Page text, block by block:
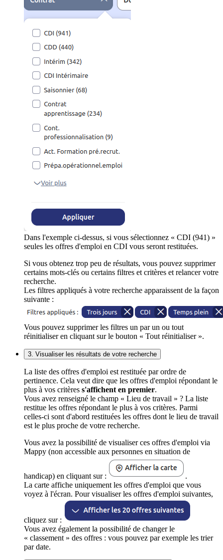
Dans l'exemple ci-dessus, si vous sélectionnez « CDI (941) »
seules les offres d'emploi en CDI vous seront restituées.
Si vous obtenez trop peu de résultats, vous pouvez supprimer
certains mots-clés ou certains filtres et critères et relancer votre
recherche.
Les filtres appliqués à votre recherche apparaissent de la façon
suivante :
Vous pouvez supprimer les filtres un par un ou tout
réinitialiser en cliquant sur le bouton « Tout réinitialiser ».
3. Visualiser les résultats de votre recherche
La liste des offres d'emploi est restituée par ordre de
pertinence. Cela veut dire que les offres d'emploi répondant le
plus à vos critères s'affichent en premier.
Vous avez renseigné le champ « Lieu de travail » ? La liste
restitue les offres répondant le plus à vos critères. Parmi
celles-ci sont d'abord restituées les offres dont le lieu de travail
est le plus proche de votre recherche.
Vous avez la possibilité de visualiser ces offres d'emploi via
Mappy (non accessible aux personnes en situation de
handicap) en cliquant sur :
.
La carte affiche uniquement les offres d'emploi que vous
voyez à l'écran. Pour visualiser les offres d'emploi suivantes,
cliquez sur :
Vous avez également la possibilité de changer le
« classement » des offres : vous pouvez par exemple les trier
par date.